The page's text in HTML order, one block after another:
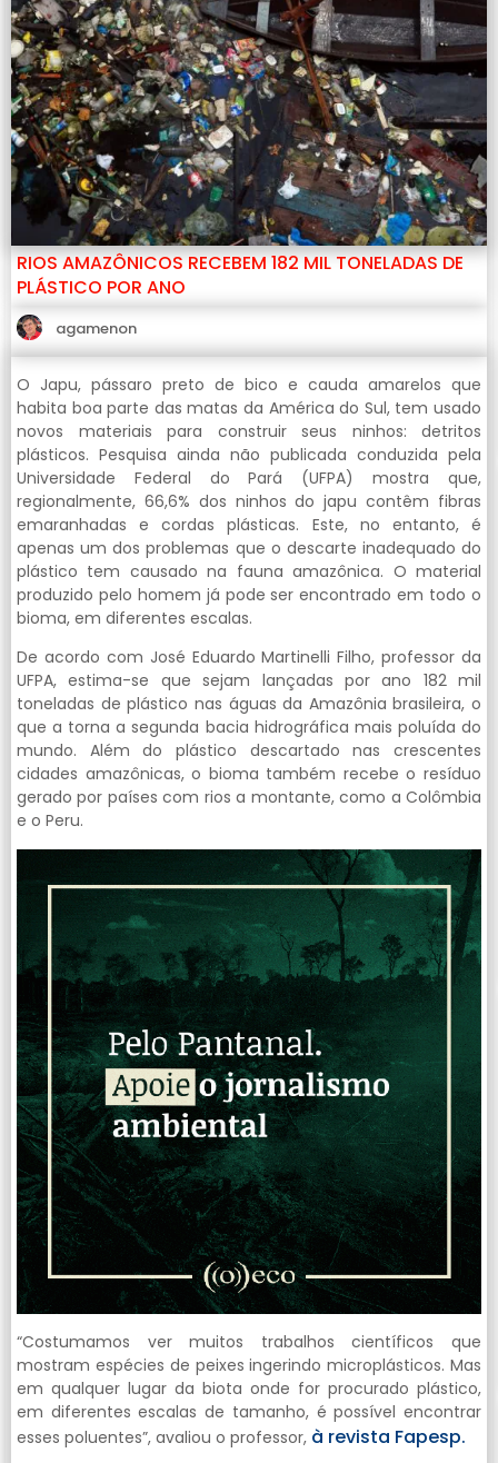
RIOS AMAZÔNICOS RECEBEM 182 MIL TONELADAS DE
PLÁSTICO POR ANO
agamenon
O Japu, pássaro preto de bico e cauda amarelos que
habita boa parte das matas da América do Sul, tem usado
novos materiais para construir seus ninhos: detritos
plásticos. Pesquisa ainda não publicada conduzida pela
Universidade Federal do Pará (UFPA) mostra que,
regionalmente, 66,6% dos ninhos do japu contêm fibras
emaranhadas e cordas plásticas. Este, no entanto, é
apenas um dos problemas que o descarte inadequado do
plástico tem causado na fauna amazônica. O material
produzido pelo homem já pode ser encontrado em todo o
bioma, em diferentes escalas.
De acordo com José Eduardo Martinelli Filho, professor da
UFPA, estima-se que sejam lançadas por ano 182 mil
toneladas de plástico nas águas da Amazônia brasileira, o
que a torna a segunda bacia hidrográfica mais poluída do
mundo. Além do plástico descartado nas crescentes
cidades amazônicas, o bioma também recebe o resíduo
gerado por países com rios a montante, como a Colômbia
e o Peru.
“Costumamos ver muitos trabalhos científicos que
mostram espécies de peixes ingerindo microplásticos. Mas
em qualquer lugar da biota onde for procurado plástico,
em diferentes escalas de tamanho, é possível encontrar
esses poluentes”, avaliou o professor, à revista Fapesp.